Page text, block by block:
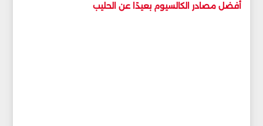
أفضل مصادر الكالسيوم بعيدًا عن الحليب